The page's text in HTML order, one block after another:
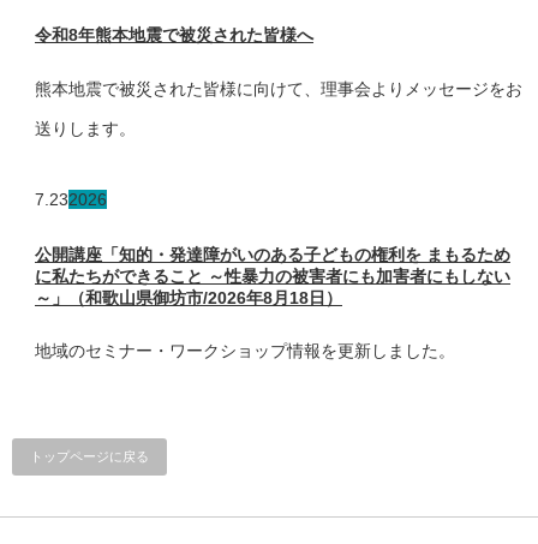
令和8年熊本地震で被災された皆様へ
熊本地震で被災された皆様に向けて、理事会よりメッセージをお
送りします。
7.232026
公開講座「知的・発達障がいのある子どもの権利を まもるため
に私たちができること ～性暴力の被害者にも加害者にもしない
～」（和歌山県御坊市/2026年8月18日）
地域のセミナー・ワークショップ情報を更新しました。
トップページに戻る